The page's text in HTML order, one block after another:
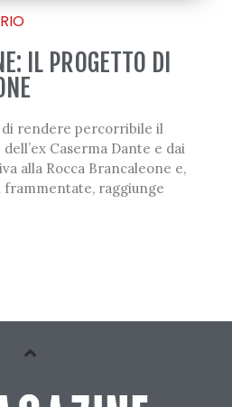
IL PROGETTO DI
di rendere percorribile il
Caserma Dante e dai
alla Rocca Brancaleone e,
raggiunge